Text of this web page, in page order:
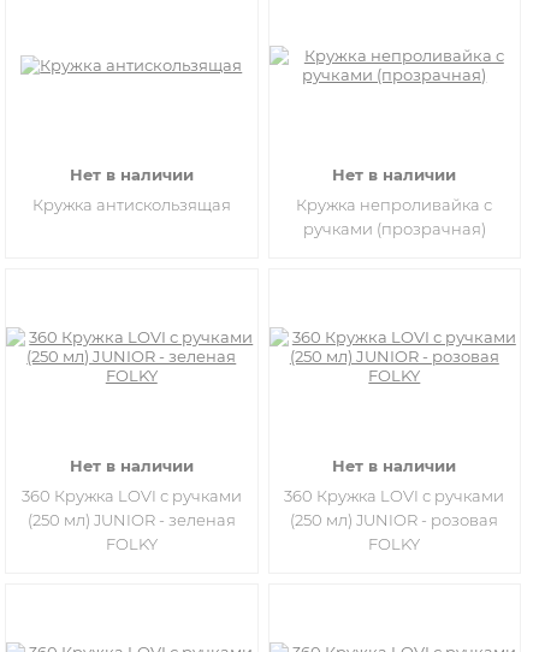
Нет в наличии
Кружка антискользящая
Нет в наличии
Кружка непроливайка с
ручками (прозрачная)
Нет в наличии
360 Кружка LOVI с ручками
(250 мл) JUNIOR - зеленая
FOLKY
Нет в наличии
360 Кружка LOVI с ручками
(250 мл) JUNIOR - розовая
FOLKY